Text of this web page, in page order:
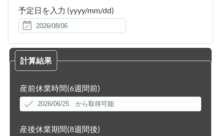
予定日を入力 (yyyy/mm/dd)
計算結果
産前休業時間(6週間前)
産後休業期間(8週間後)